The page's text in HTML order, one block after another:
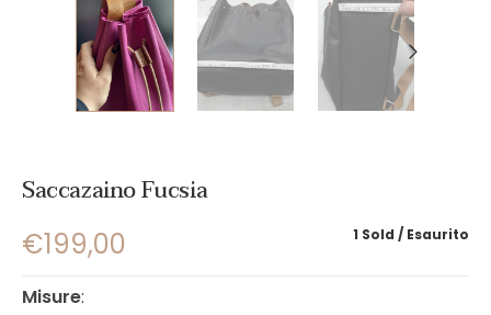
Saccazaino Fucsia
1 Sold Esaurito
€199,00
Misure: